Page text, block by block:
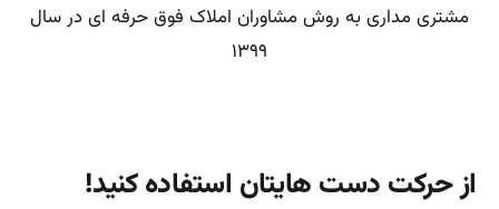
مشتری مداری به روش مشاوران املاک فوق حرفه ای در سال
۱۳۹۹
از حرکت دست هایتان استفاده کنید!